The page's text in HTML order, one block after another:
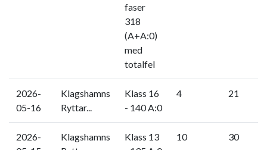
faser
318
(A+A:0)
med
totalfel
2026-
05-16
Klagshamns
Ryttar...
Klass 16
- 140 A:0
4 21
2026-
Klagshamns
Klass 13
10 30